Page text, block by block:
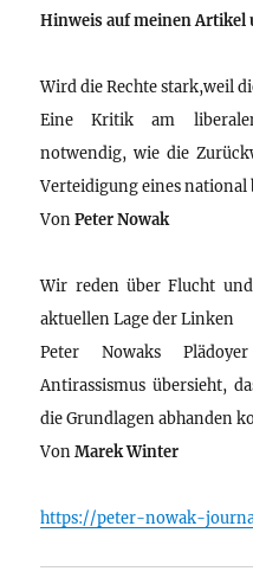
Hinweis auf meinen Artikel
Wird die Rechte stark,weil
Eine Kritik am
notwendig, wie die
Verteidigung eines national
VonPeter Nowak
Wir reden über Flucht
aktuellen Lage der Linken
Peter Nowaks
Antirassismus übersieht,
die Grundlagen abhanden
VonMarek Winter
https://peter-nowak-